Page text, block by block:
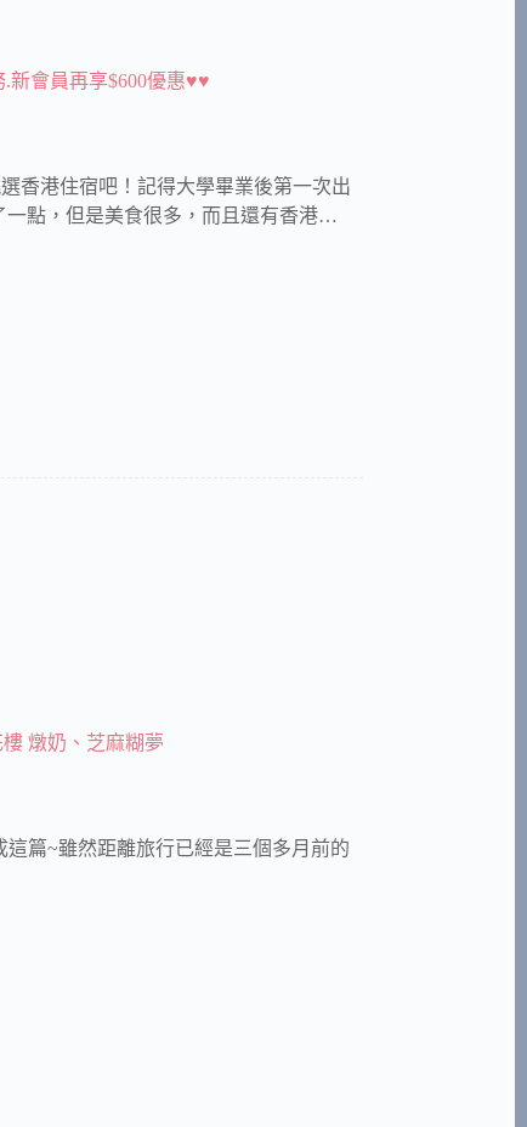
.新會員再享$600優惠♥♥
香港住宿吧！記得大學畢業後第一次出
點，但是美食很多，而且還有香港…
燉奶、芝麻糊夢
這篇~雖然距離旅行已經是三個多月前的